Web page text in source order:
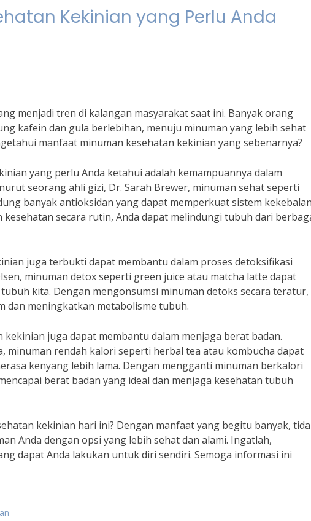
Kekinian yang Perlu Anda
menjadi tren di kalangan masyarakat saat ini. Banyak orang
kafein dan gula berlebihan, menuju minuman yang lebih sehat
manfaat minuman kesehatan kekinian yang sebenarnya?
yang perlu Anda ketahui adalah kemampuannya dalam
seorang ahli gizi, Dr. Sarah Brewer, minuman sehat seperti
banyak antioksidan yang dapat memperkuat sistem kekebalan
secara rutin, Anda dapat melindungi tubuh dari
juga terbukti dapat membantu dalam proses detoksifikasi
minuman detox seperti green juice atau matcha latte dapat
kita. Dengan mengonsumsi minuman detoks secara teratur,
dan meningkatkan metabolisme tubuh.
juga dapat membantu dalam menjaga berat badan.
minuman rendah kalori seperti herbal tea atau kombucha dapat
kenyang lebih lama. Dengan mengganti minuman berkalori
berat badan yang ideal dan menjaga kesehatan tubuh
kekinian hari ini? Dengan manfaat yang begitu banyak,
Anda dengan opsi yang lebih sehat dan alami. Ingatlah,
dapat Anda lakukan untuk diri sendiri. Semoga informasi ini